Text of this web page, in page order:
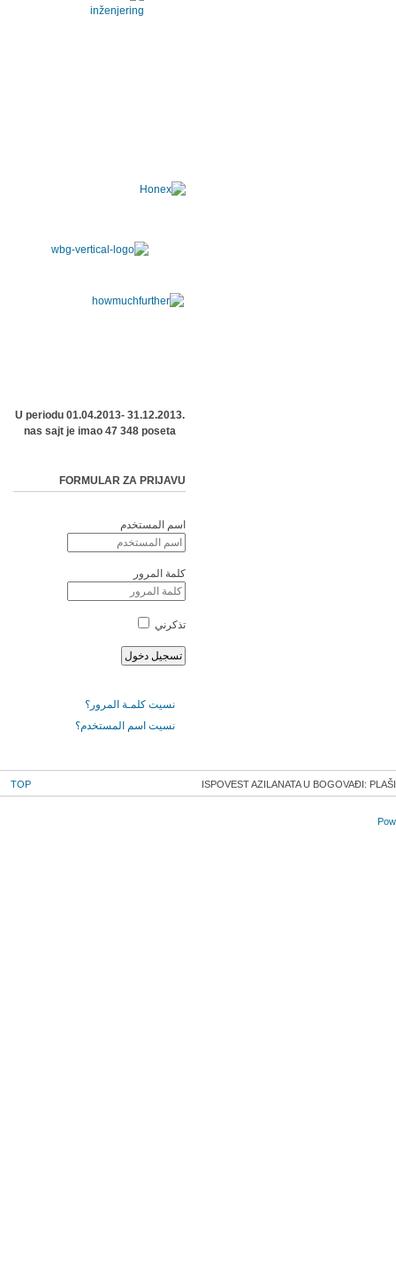
U periodu 01.04.2013- 31.12.2013.
nas sajt je imao 47 348 poseta
FORMULAR ZA PRIJAVU
اسم المستخدم
كلمة المرور
تذكرني
نسيت كلمـة المرور؟
نسيت اسم المستخدم؟
ISPOVEST AZILANATA U BOGOVAĐI:
TOP